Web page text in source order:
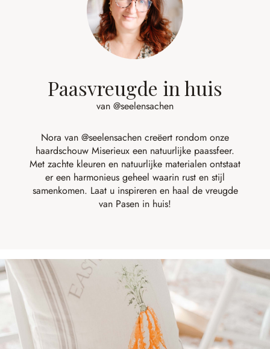
Paasvreugde in huis
van @seelensachen
Nora van @seelensachen creëert rondom onze
haardschouw Miserieux een natuurlijke paassfeer.
Met zachte kleuren en natuurlijke materialen ontstaat
er een harmonieus geheel waarin rust en stijl
samenkomen. Laat u inspireren en haal de vreugde
van Pasen in huis!